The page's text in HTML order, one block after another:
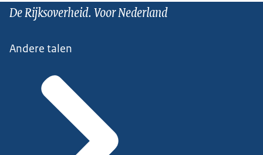
De Rijksoverheid. Voor Nederland
Andere talen